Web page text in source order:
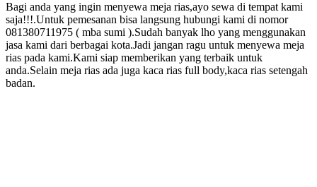
Bagi anda yang ingin menyewa meja rias,ayo sewa di tempat kami
saja!!!.Untuk pemesanan bisa langsung hubungi kami di nomor
081380711975 ( mba sumi ).Sudah banyak lho yang menggunakan
jasa kami dari berbagai kota.Jadi jangan ragu untuk menyewa meja
rias pada kami.Kami siap memberikan yang terbaik untuk
anda.Selain meja rias ada juga kaca rias full body,kaca rias setengah
badan.